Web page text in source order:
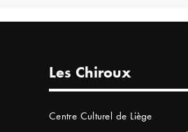
Les Chiroux
Centre Culturel de Liège